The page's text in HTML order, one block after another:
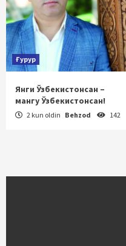
Ғурур
Янги Ўзбекистонсан –
мангу Ўзбекистонсан!
2 kun oldin Behzod 142